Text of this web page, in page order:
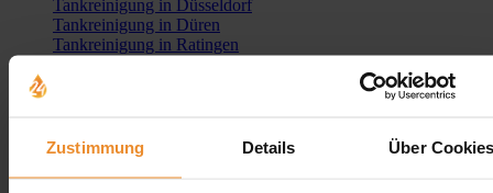
Zustimmung Details Über
Tankreinigung in Düsseldorf
Tankreinigung in Düren
Tankreinigung in Ratingen
Tankreinigung in Dormagen
Tankreinigung in Grevenbroich
Tankreinigung in Bergheim